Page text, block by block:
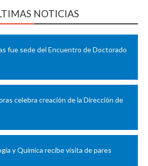
NOTICIAS
fue sede del Encuentro de Doctorado
celebra creación de la Dirección de
y Química recibe visita de pares